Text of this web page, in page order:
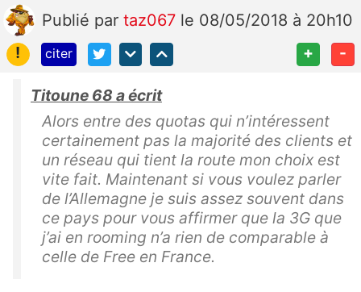
Publié par taz067 le 08/05/2018 à 20h10
!
citer + -
Titoune 68 a écrit
Alors entre des quotas qui n’intéressent
certainement pas la majorité des clients et
un réseau qui tient la route mon choix est
vite fait. Maintenant si vous voulez parler
de l’Allemagne je suis assez souvent dans
ce pays pour vous affirmer que la 3G que
j’ai en rooming n’a rien de comparable à
celle de Free en France.